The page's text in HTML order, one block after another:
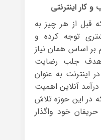
کار اینترنتی
از هر چیز به
توجه کرده و
بر اساس همان نیاز
جلب رضایت
اینترنت به عنوان
آنلاین اهمیت
در این حوزه تلاش
حریفان خود واگذار